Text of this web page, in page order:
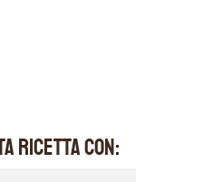
RICETTA CON: